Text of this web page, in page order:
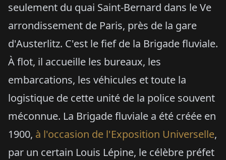
seulement du quai Saint-Bernard dans le Ve
arrondissement de Paris, près de la gare
d'Austerlitz. C'est le fief de la Brigade fluviale.
À flot, il accueille les bureaux, les
embarcations, les véhicules et toute la
logistique de cette unité de la police souvent
méconnue. La Brigade fluviale a été créée en
1900, à l'occasion de l'Exposition Universelle,
par un certain Louis Lépine, le célèbre préfet